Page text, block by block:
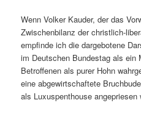
Wenn Volker Kauder, der das
Zwischenbilanz der christlich-
empfinde ich die dargebotene
im Deutschen Bundestag als ein
Betroffenen als purer Hohn
eine abgewirtschaftete
als Luxuspenthouse angepriesen